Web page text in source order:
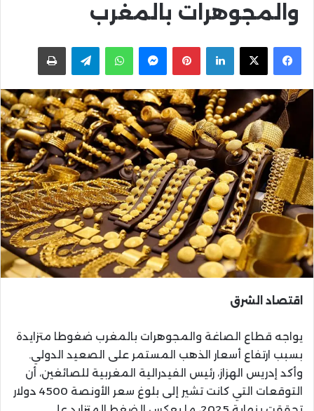
والمجوهرات بالمغرب
Facebook
X
LinkedIn
Pinterest
Messenger
WhatsApp
Telegramاطبعها
اقتصاد الشرق
يواجه قطاع الصاغة والمجوهرات بالمغرب ضغوطا متزايدة
بسبب ارتفاع أسعار الذهب المستمر على الصعيد الدولي.
وأكد إدريس الهزاز، رئيس الفيدرالية المغربية للصائغين، أن
التوقعات التي كانت تشير إلى بلوغ سعر الأونصة 4500 دولار